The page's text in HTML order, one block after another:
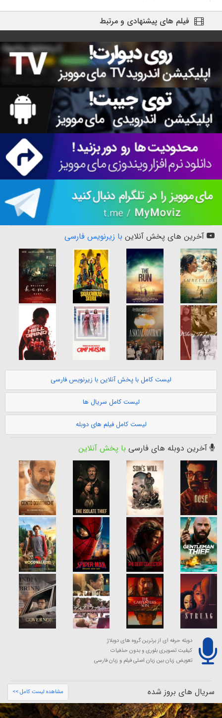
فیلم های پیشنهادی و مرتبط
آخرین های پخش آنلاین با زیرنویس فارسی
لیست کامل با پخش آنلاین با زیرنویس فارسی
لیست کامل سریال ها
لیست کامل فیلم های دوبله
آخرین دوبله های فارسی با پخش آنلاین
دوبله حرفه ای از برترین گروه های دوبلاژ
کیفیت تصویری بلوری و بدون حذفیات
تعویض زبان بین زبان اصلی فیلم و زبان فارسی
سریال های بروز شده مشاهده لیست کامل >>